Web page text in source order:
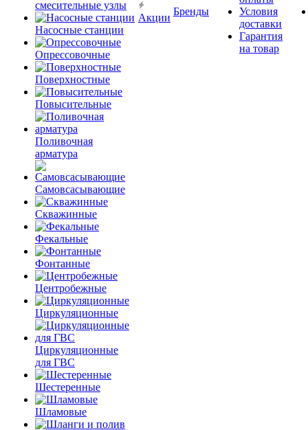
смесительные узлы
Насосные станции
Опрессовочные
Поверхностные
Повысительные
Поливочная
арматура
Самовсасывающие
Скважинные
Фекальные
Фонтанные
Центробежные
Циркуляционные
Циркуляционные
для ГВС
Шестеренные
Шламовые
Акции
Бренды
Условия
доставки
Гарантия
на товар